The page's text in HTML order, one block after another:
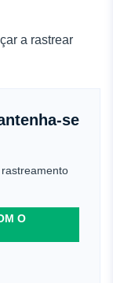
a rastrear
se
O